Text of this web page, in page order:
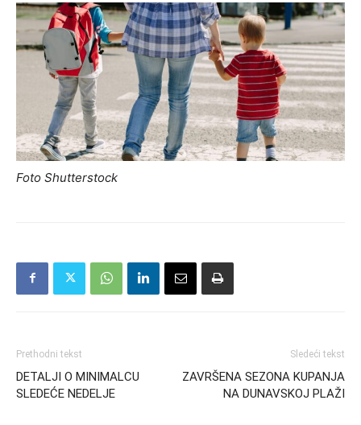
Foto Shutterstock
Prethodni tekst
DETALJI O MINIMALCU
SLEDEĆE NEDELJE
Sledeći tekst
ZAVRŠENA SEZONA KUPANJA
NA DUNAVSKOJ PLAŽI